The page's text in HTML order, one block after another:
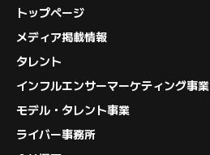
トップページ
メディア掲載情報
タレント
インフルエンサーマーケティング事業
モデル・タレント事業
ライバー事務所